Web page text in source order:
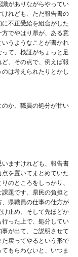
がありながらやってい
れども、ただ報告書の
不正受給を組合がした
でやはり県が、ある意
うようなことが書かれ
て、検証がちょっと足
、その点で、例えば報
は考えられたりとかし
か、職員の処分が甘い
ますけれども、報告書
を置いてまとめていた
のところをしっかり、
題です。県民の負担と
県職員の仕事の仕方が
止め、そして先ほどか
った上で、処分してい
が出て、ご説明させて
戻ってやるという形で
もらわないと、いつま